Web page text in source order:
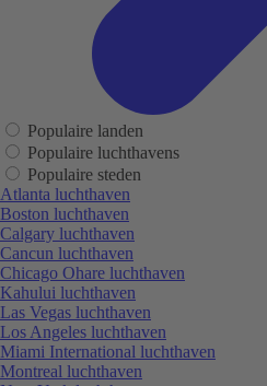
Populaire landen
Populaire luchthavens
Populaire steden
Atlanta luchthaven
Boston luchthaven
Calgary luchthaven
Cancun luchthaven
Chicago Ohare luchthaven
Kahului luchthaven
Las Vegas luchthaven
Los Angeles luchthaven
Miami International luchthaven
Montreal luchthaven